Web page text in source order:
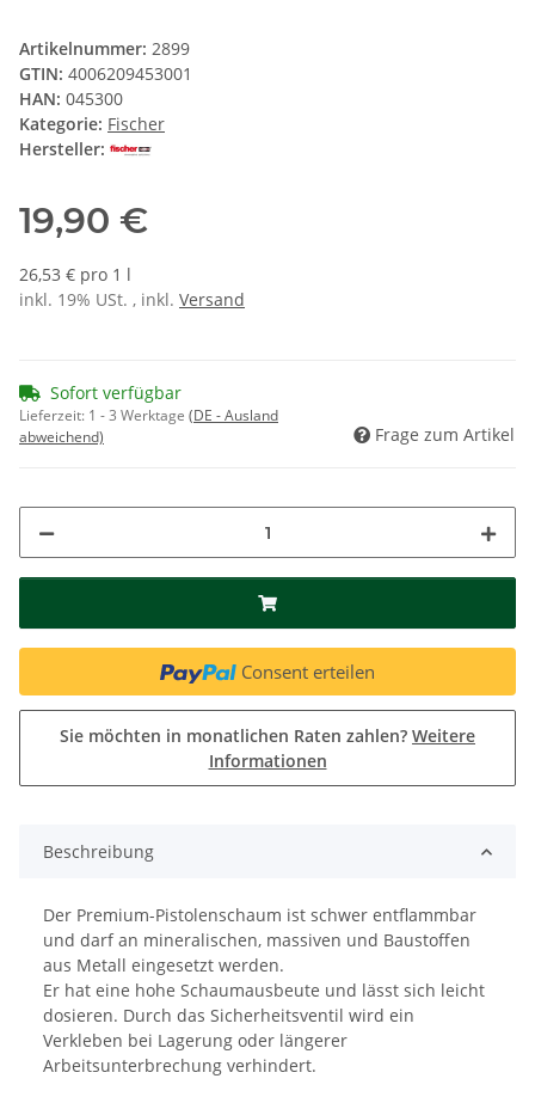
Artikelnummer: 2899
GTIN: 4006209453001
HAN: 045300
Kategorie: Fischer
Hersteller:
19,90 €
26,53 € pro 1 l
inkl. 19% USt. , inkl. Versand
Sofort verfügbar
Lieferzeit: 1 - 3 Werktage (DE - Ausland
abweichend)
Frage zum Artikel
Consent erteilen
Sie möchten in monatlichen Raten zahlen? Weitere
Informationen
Beschreibung
Der Premium-Pistolenschaum ist schwer entflammbar
und darf an mineralischen, massiven und Baustoffen
aus Metall eingesetzt werden.
Er hat eine hohe Schaumausbeute und lässt sich leicht
dosieren. Durch das Sicherheitsventil wird ein
Verkleben bei Lagerung oder längerer
Arbeitsunterbrechung verhindert.